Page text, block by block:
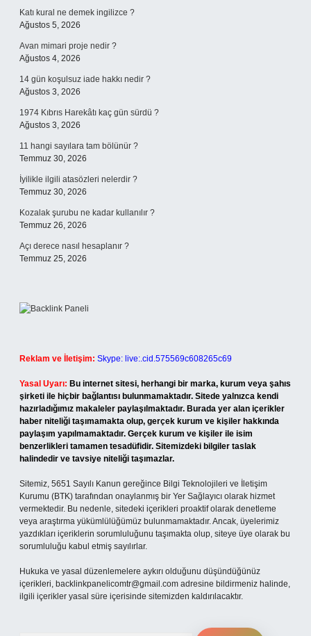
Katı kural ne demek ingilizce ?
Ağustos 5, 2026
Avan mimari proje nedir ?
Ağustos 4, 2026
14 gün koşulsuz iade hakkı nedir ?
Ağustos 3, 2026
1974 Kıbrıs Harekâtı kaç gün sürdü ?
Ağustos 3, 2026
11 hangi sayılara tam bölünür ?
Temmuz 30, 2026
İyilikle ilgili atasözleri nelerdir ?
Temmuz 30, 2026
Kozalak şurubu ne kadar kullanılır ?
Temmuz 26, 2026
Açı derece nasıl hesaplanır ?
Temmuz 25, 2026
Reklam ve İletişim: Skype: live:.cid.575569c608265c69
Yasal Uyarı: Bu internet sitesi, herhangi bir marka, kurum veya şahıs
şirketi ile hiçbir bağlantısı bulunmamaktadır. Sitede yalnızca kendi
hazırladığımız makaleler paylaşılmaktadır. Burada yer alan içerikler
haber niteliği taşımamakta olup, gerçek kurum ve kişiler hakkında
paylaşım yapılmamaktadır. Gerçek kurum ve kişiler ile isim
benzerlikleri tamamen tesadüfidir. Sitemizdeki bilgiler taslak
halindedir ve tavsiye niteliği taşımazlar.
Sitemiz, 5651 Sayılı Kanun gereğince Bilgi Teknolojileri ve İletişim
Kurumu (BTK) tarafından onaylanmış bir Yer Sağlayıcı olarak hizmet
vermektedir. Bu nedenle, sitedeki içerikleri proaktif olarak denetleme
veya araştırma yükümlülüğümüz bulunmamaktadır. Ancak, üyelerimiz
yazdıkları içeriklerin sorumluluğunu taşımakta olup, siteye üye olarak bu
sorumluluğu kabul etmiş sayılırlar.
Hukuka ve yasal düzenlemelere aykırı olduğunu düşündüğünüz
içerikleri, backlinkpanelicomtr@gmail.com adresine bildirmeniz halinde,
ilgili içerikler yasal süre içerisinde sitemizden kaldırılacaktır.